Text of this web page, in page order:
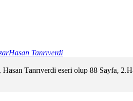
Hasan Tanrıverdi
Tanrıverdi eseri olup 88 Sayfa,